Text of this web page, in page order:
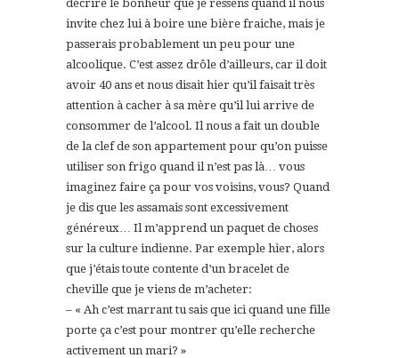
décrire le bonheur que je ressens quand il nous
invite chez lui à boire une bière fraiche, mais je
passerais probablement un peu pour une
alcoolique. C’est assez drôle d’ailleurs, car il doit
avoir 40 ans et nous disait hier qu’il faisait très
attention à cacher à sa mère qu’il lui arrive de
consommer de l’alcool. Il nous a fait un double
de la clef de son appartement pour qu’on puisse
utiliser son frigo quand il n’est pas là… vous
imaginez faire ça pour vos voisins, vous? Quand
je dis que les assamais sont excessivement
généreux… Il m’apprend un paquet de choses
sur la culture indienne. Par exemple hier, alors
que j’étais toute contente d’un bracelet de
cheville que je viens de m’acheter:
– « Ah c’est marrant tu sais que ici quand une fille
porte ça c’est pour montrer qu’elle recherche
activement un mari? »